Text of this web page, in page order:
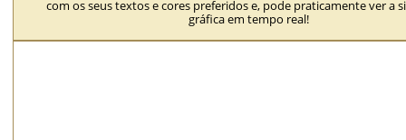
com os seus textos e cores preferidos e, pode praticamente ver a
gráfica em tempo real!